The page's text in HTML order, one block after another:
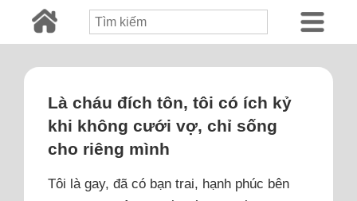
Là cháu đích tôn, tôi có ích kỷ
khi không cưới vợ, chỉ sống
cho riêng mình
Tôi là gay, đã có bạn trai, hạnh phúc bên